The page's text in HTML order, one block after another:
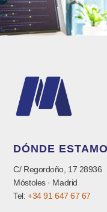
DÓNDE
C/ Regordoño, 17 28936
Móstoles · Madrid
Tel:+34 91 647 67 67